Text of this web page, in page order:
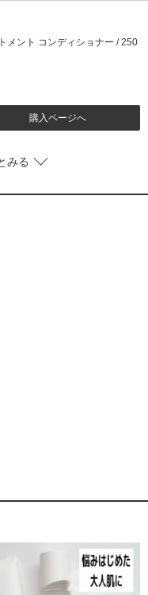
メント コンディショナー / 250
購入ページへ
みる